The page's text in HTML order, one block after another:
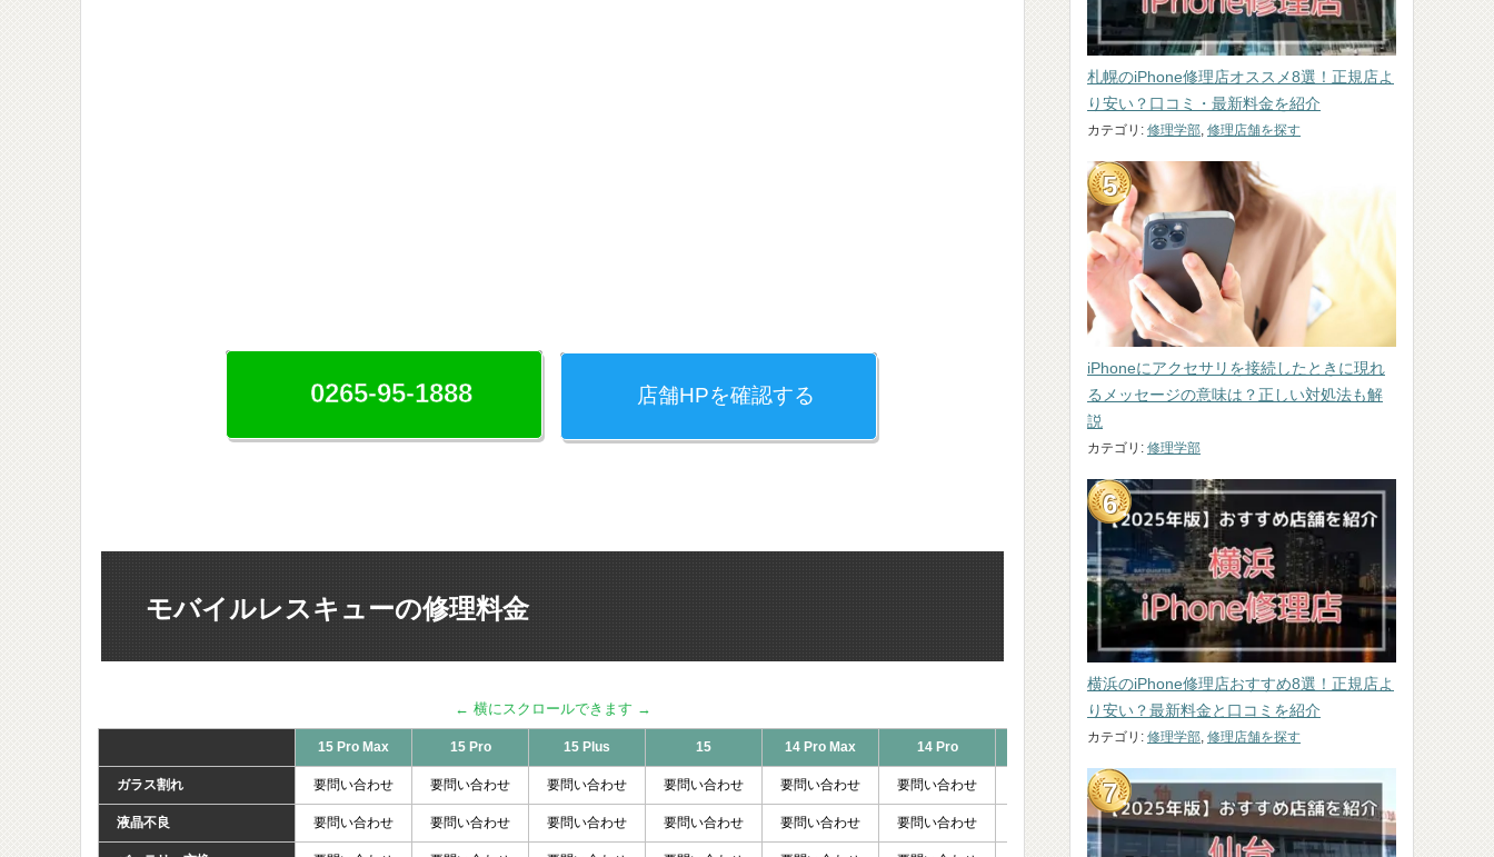
0265-95-1888 店舗HPを確認する
モバイルレスキューの修理料金
15 Pro Max 15 Pro 15 Plus 15 14 Pro Max 14 Pro 14 13 Pro Max
ガラス割れ 要問い合わせ 要問い合わせ 要問い合わせ 要問い合わせ 要問い合わせ 要問い合わせ 要問い合わせ 要問い合わせ 要問い合わせ 要問い合わせ
液晶不良 要問い合わせ 要問い合わせ 要問い合わせ 要問い合わせ 要問い合わせ 要問い合わせ 要問い合わせ 要問い合わせ 要問い合わせ 要問い合わせ
札幌のiPhone修理店オススメ8選！正規店よ
り安い？口コミ・最新料金を紹介
カテゴリ: 修理学部 修理店舗を探す
iPhoneにアクセサリを接続したときに現れ
るメッセージの意味は？正しい対処法も解
説
カテゴリ: 修理学部
横浜のiPhone修理店おすすめ8選！正規店よ
り安い？最新料金と口コミを紹介
カテゴリ: 修理学部 修理店舗を探す